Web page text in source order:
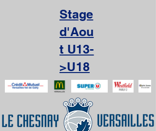
Stage
d'Aou
t U13-
>U18